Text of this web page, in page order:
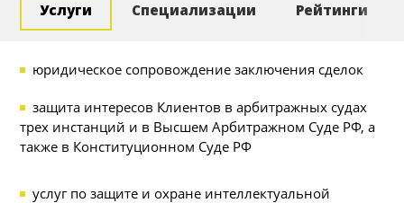
Услуги Специализации Рейтинги
юридическое сопровождение заключения сделок
защита интересов Клиентов в арбитражных судах
трех инстанций и в Высшем Арбитражном Суде РФ, а
также в Конституционном Суде РФ
услуг по защите и охране интеллектуальной